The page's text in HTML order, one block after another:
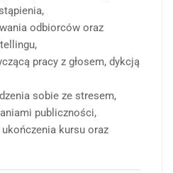
odbiorców oraz
pracy z głosem, dykcją
sobie ze stresem,
publiczności,
kursu oraz